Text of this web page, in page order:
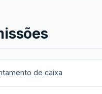
de caixa